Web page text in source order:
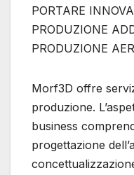
PORTARE
PRODUZIONE
PRODUZIONE
Morf3D offre
produzione.
business
progettazione